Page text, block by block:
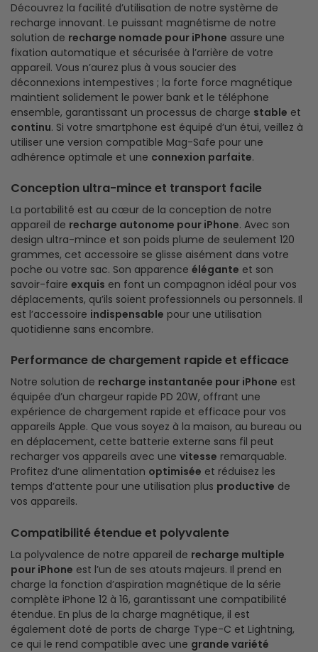
Découvrez la facilité d’utilisation de notre système de
recharge innovant. Le puissant magnétisme de notre
solution de recharge nomade pour iPhone assure une
fixation automatique et sécurisée à l’arrière de votre
appareil. Vous n’aurez plus à vous soucier des
déconnexions intempestives ; la forte force magnétique
maintient solidement le power bank et le téléphone
ensemble, garantissant un processus de charge stable et
continu. Si votre smartphone est équipé d’un étui, veillez à
utiliser une version compatible Mag-Safe pour une
adhérence optimale et une connexion parfaite.
Conception ultra-mince et transport facile
La portabilité est au cœur de la conception de notre
appareil de recharge autonome pour iPhone. Avec son
design ultra-mince et son poids plume de seulement 120
grammes, cet accessoire se glisse aisément dans votre
poche ou votre sac. Son apparence élégante et son
savoir-faire exquis en font un compagnon idéal pour vos
déplacements, qu’ils soient professionnels ou personnels. Il
est l’accessoire indispensable pour une utilisation
quotidienne sans encombre.
Performance de chargement rapide et efficace
Notre solution de recharge instantanée pour iPhone est
équipée d’un chargeur rapide PD 20W, offrant une
expérience de chargement rapide et efficace pour vos
appareils Apple. Que vous soyez à la maison, au bureau ou
en déplacement, cette batterie externe sans fil peut
recharger vos appareils avec une vitesse remarquable.
Profitez d’une alimentation optimisée et réduisez les
temps d’attente pour une utilisation plus productive de
vos appareils.
Compatibilité étendue et polyvalente
La polyvalence de notre appareil de recharge multiple
pour iPhone est l’un de ses atouts majeurs. Il prend en
charge la fonction d’aspiration magnétique de la série
complète iPhone 12 à 16, garantissant une compatibilité
étendue. En plus de la charge magnétique, il est
également doté de ports de charge Type-C et Lightning,
ce qui le rend compatible avec une grande variété